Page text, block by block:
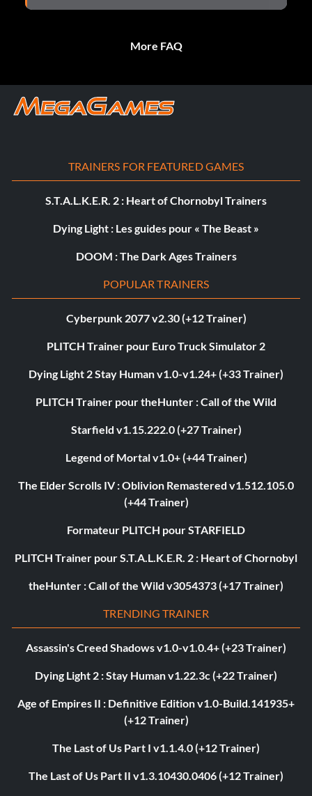
More FAQ
TRAINERS FOR FEATURED GAMES
S.T.A.L.K.E.R. 2 : Heart of Chornobyl Trainers
Dying Light : Les guides pour « The Beast »
DOOM : The Dark Ages Trainers
POPULAR TRAINERS
Cyberpunk 2077 v2.30 (+12 Trainer)
PLITCH Trainer pour Euro Truck Simulator 2
Dying Light 2 Stay Human v1.0-v1.24+ (+33 Trainer)
PLITCH Trainer pour theHunter : Call of the Wild
Starfield v1.15.222.0 (+27 Trainer)
Legend of Mortal v1.0+ (+44 Trainer)
The Elder Scrolls IV : Oblivion Remastered v1.512.105.0
(+44 Trainer)
Formateur PLITCH pour STARFIELD
PLITCH Trainer pour S.T.A.L.K.E.R. 2 : Heart of Chornobyl
theHunter : Call of the Wild v3054373 (+17 Trainer)
TRENDING TRAINER
Assassin's Creed Shadows v1.0-v1.0.4+ (+23 Trainer)
Dying Light 2 : Stay Human v1.22.3c (+22 Trainer)
Age of Empires II : Definitive Edition v1.0-Build.141935+
(+12 Trainer)
The Last of Us Part I v1.1.4.0 (+12 Trainer)
The Last of Us Part II v1.3.10430.0406 (+12 Trainer)